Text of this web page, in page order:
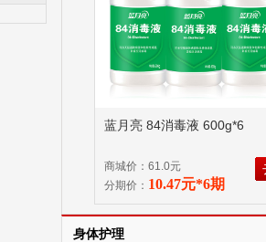
蓝月亮 84消毒液 600g*6
商城价：61.0元
分期价： 10.47元*6期
身体护理